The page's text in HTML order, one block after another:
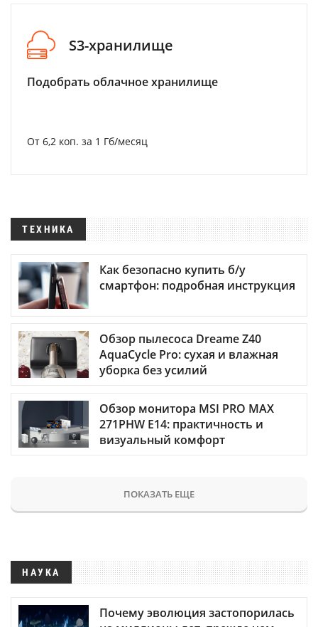
S3-хранилище
Подобрать облачное хранилище
От 6,2 коп. за 1 Гб/месяц
ТЕХНИКА
Как безопасно купить б/у
смартфон: подробная инструкция
Обзор пылесоса Dreame Z40
AquaCycle Pro: сухая и влажная
уборка без усилий
Обзор монитора MSI PRO MAX
271PHW E14: практичность и
визуальный комфорт
ПОКАЗАТЬ ЕЩЕ
НАУКА
Почему эволюция застопорилась